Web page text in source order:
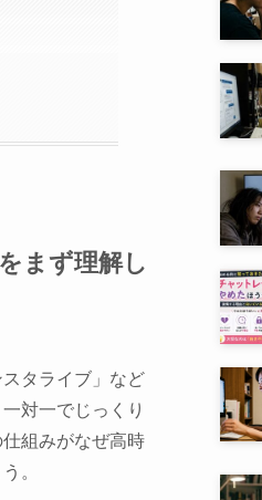
まず理解し
タライブ」など
対一でじっくり
組みがなぜ高時
。